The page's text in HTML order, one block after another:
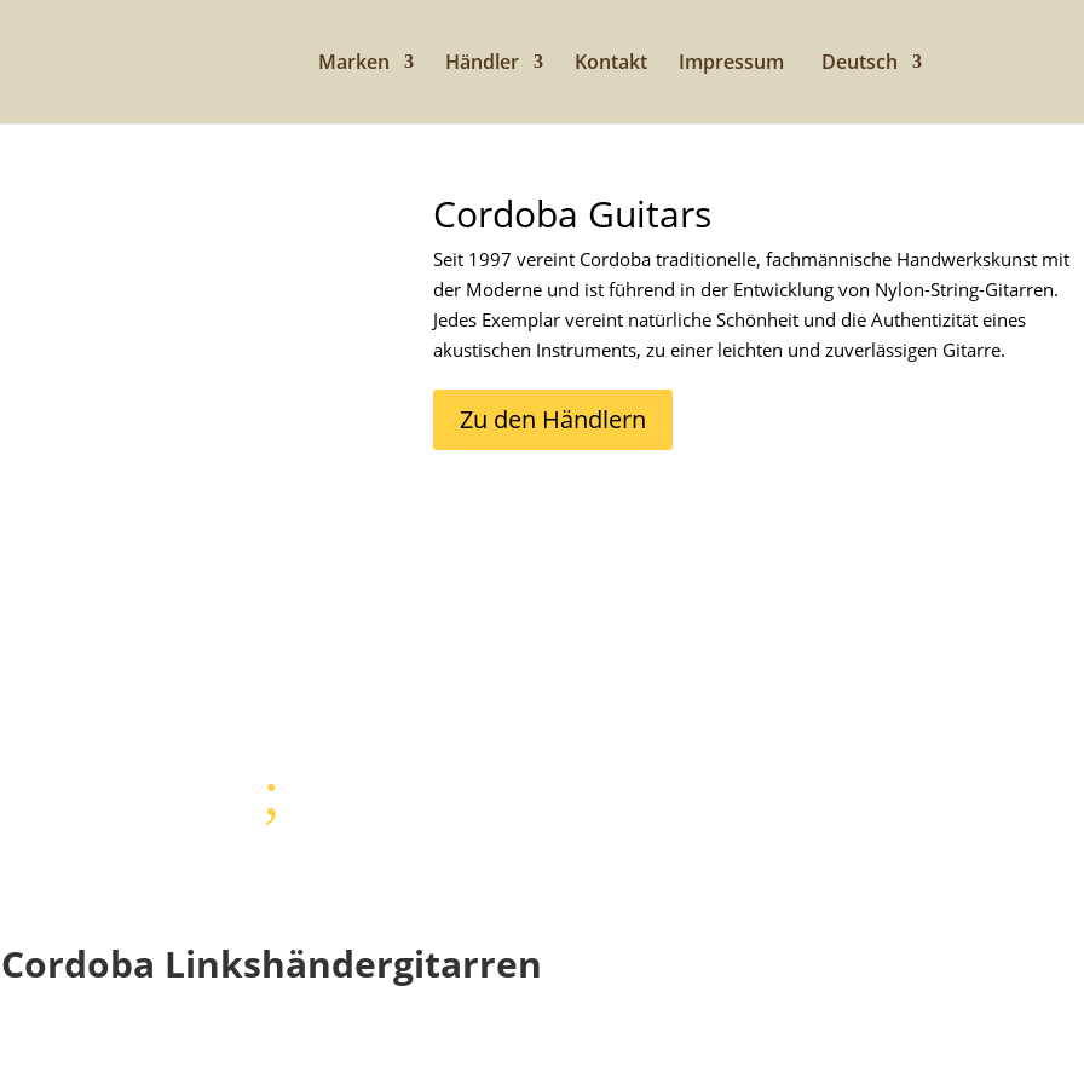
Marken Händler Kontakt Impressum Deutsch
Cordoba Guitars
Seit 1997 vereint Cordoba traditionelle, fachmännische Handwerkskunst mit
der Moderne und ist führend in der Entwicklung von Nylon-String-Gitarren.
Jedes Exemplar vereint natürliche Schönheit und die Authentizität eines
akustischen Instruments, zu einer leichten und zuverlässigen Gitarre.
Zu den Händlern
;
Cordoba Linkshändergitarren